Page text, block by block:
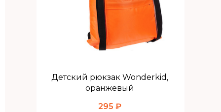
Детский рюкзак Wonderkid,
оранжевый
295 ₽